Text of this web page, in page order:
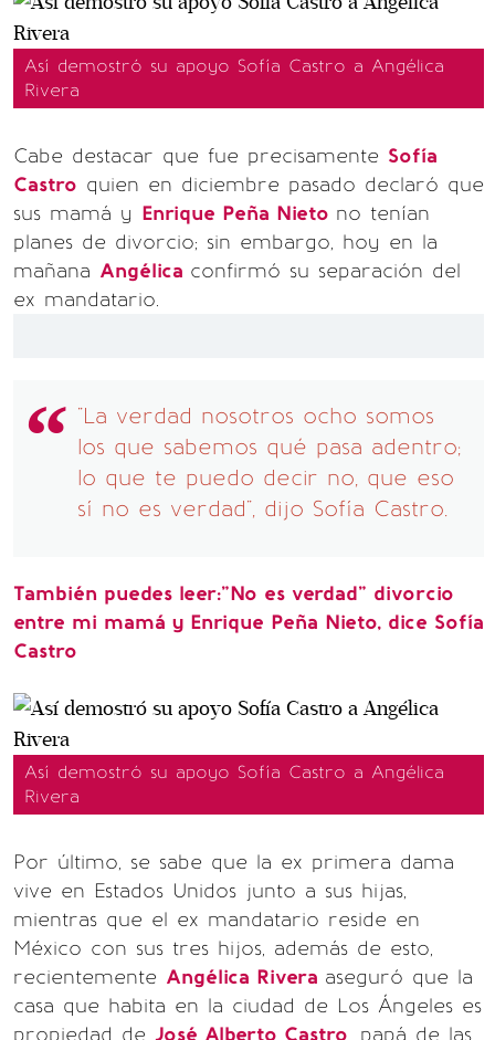
Así demostró su apoyo Sofía Castro a Angélica
Rivera
Cabe destacar que fue precisamente Sofía
Castro quien en diciembre pasado declaró que
sus mamá y Enrique Peña Nieto no tenían
planes de divorcio; sin embargo, hoy en la
mañana Angélica confirmó su separación del
ex mandatario.
"La verdad nosotros ocho somos
los que sabemos qué pasa adentro;
lo que te puedo decir no, que eso
sí no es verdad", dijo Sofía Castro.
También puedes leer:"No es verdad" divorcio
entre mi mamá y Enrique Peña Nieto, dice Sofía
Castro
Así demostró su apoyo Sofía Castro a Angélica
Rivera
Por último, se sabe que la ex primera dama
vive en Estados Unidos junto a sus hijas,
mientras que el ex mandatario reside en
México con sus tres hijos, además de esto,
recientemente Angélica Rivera aseguró que la
casa que habita en la ciudad de Los Ángeles es
propiedad de José Alberto Castro , papá de las